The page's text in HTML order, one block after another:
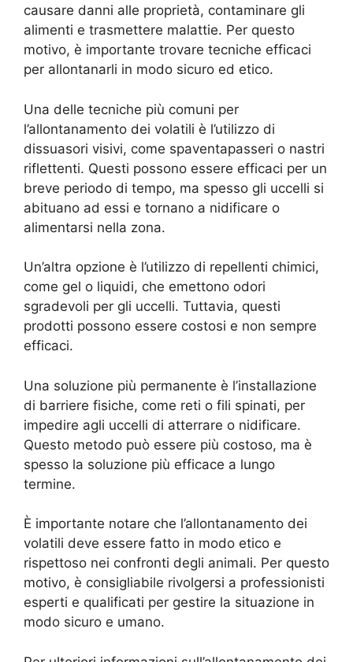
causare danni alle proprietà, contaminare gli
alimenti e trasmettere malattie. Per questo
motivo, è importante trovare tecniche efficaci
per allontanarli in modo sicuro ed etico.
Una delle tecniche più comuni per
l’allontanamento dei volatili è l’utilizzo di
dissuasori visivi, come spaventapasseri o nastri
riflettenti. Questi possono essere efficaci per un
breve periodo di tempo, ma spesso gli uccelli si
abituano ad essi e tornano a nidificare o
alimentarsi nella zona.
Un’altra opzione è l’utilizzo di repellenti chimici,
come gel o liquidi, che emettono odori
sgradevoli per gli uccelli. Tuttavia, questi
prodotti possono essere costosi e non sempre
efficaci.
Una soluzione più permanente è l’installazione
di barriere fisiche, come reti o fili spinati, per
impedire agli uccelli di atterrare o nidificare.
Questo metodo può essere più costoso, ma è
spesso la soluzione più efficace a lungo
termine.
È importante notare che l’allontanamento dei
volatili deve essere fatto in modo etico e
rispettoso nei confronti degli animali. Per questo
motivo, è consigliabile rivolgersi a professionisti
esperti e qualificati per gestire la situazione in
modo sicuro e umano.